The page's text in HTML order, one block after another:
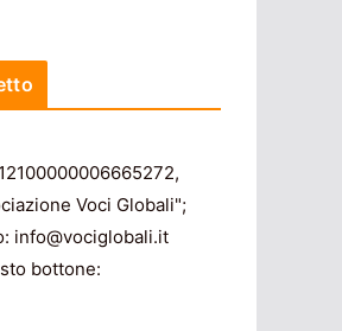
Voci Globali";
info@vociglobali.it
bottone: